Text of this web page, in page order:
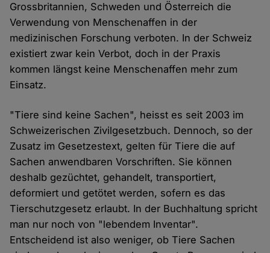
Grossbritannien, Schweden und Österreich die
Verwendung von Menschenaffen in der
medizinischen Forschung verboten. In der Schweiz
existiert zwar kein Verbot, doch in der Praxis
kommen längst keine Menschenaffen mehr zum
Einsatz.
"Tiere sind keine Sachen", heisst es seit 2003 im
Schweizerischen Zivilgesetzbuch. Dennoch, so der
Zusatz im Gesetzestext, gelten für Tiere die auf
Sachen anwendbaren Vorschriften. Sie können
deshalb gezüchtet, gehandelt, transportiert,
deformiert und getötet werden, sofern es das
Tierschutzgesetz erlaubt. In der Buchhaltung spricht
man nur noch von "lebendem Inventar".
Entscheidend ist also weniger, ob Tiere Sachen